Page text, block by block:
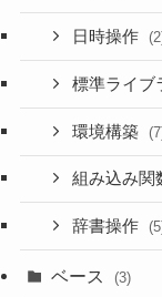
日時操作
標準ライブ
環境構築
組み込み関
辞書操作
ベース (3)